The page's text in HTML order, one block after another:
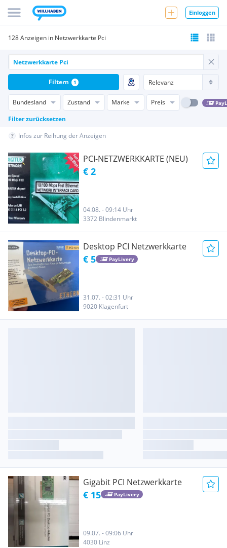
Einloggen
128 Anzeigen in Netzwerkkarte Pci
Bundesland Zustand Marke Preis
Filter zurücksetzen
Filtern 1
Infos zur Reihung der Anzeigen
PCI-NETZWERKKARTE (NEU)
€ 2
04.08. - 09:14 Uhr
3372 Blindenmarkt
Desktop PCI Netzwerkkarte
€ 5 PayLivery
31.07. - 02:31 Uhr
9020 Klagenfurt
Gigabit PCI Netzwerkkarte
€ 15 PayLivery
09.07. - 09:06 Uhr
4030 Linz